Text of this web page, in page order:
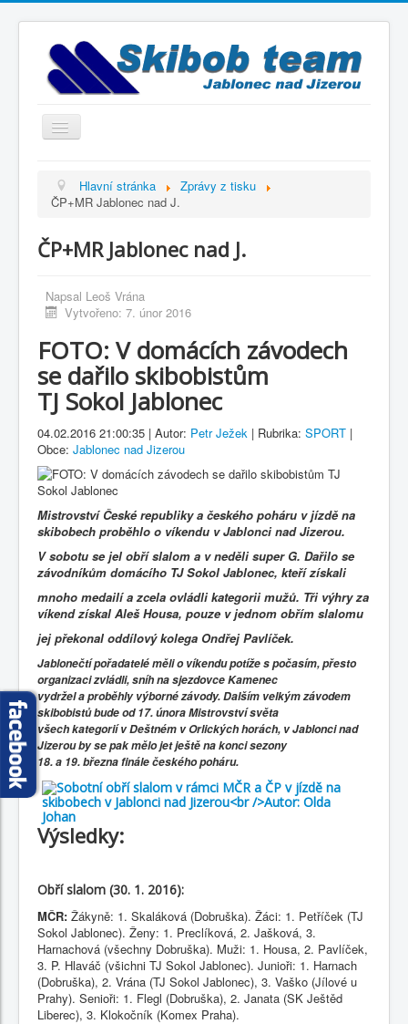
Přepnout
navigaci
Historie
Kontakty
Výsledky
Videogalerie
Fotogalerie
Hlavní stránka
Zprávy z tisku
ČP+MR Jablonec nad J.
ČP+MR Jablonec nad J.
Napsal Leoš Vrána
Vytvořeno: 7. únor 2016
FOTO: V domácích závodech
se dařilo skibobistům
TJ Sokol Jablonec
04.02.2016 21:00:35 | Autor: Petr Ježek | Rubrika: SPORT |
Obce: Jablonec nad Jizerou
Mistrovství České republiky a českého poháru v jízdě na
skibobech proběhlo o víkendu v Jablonci nad Jizerou.
V sobotu se jel obří slalom a v neděli super G. Dařilo se
závodníkům domácího TJ Sokol Jablonec, kteří získali
mnoho medailí a zcela ovládli kategorii mužů. Tři výhry za
víkend získal Aleš Housa, pouze v jednom obřím slalomu
jej překonal oddílový kolega Ondřej Pavlíček.
Jablonečtí pořadatelé měli o víkendu potíže s počasím, přesto
organizaci zvládli, sníh na sjezdovce Kamenec
vydržel a proběhly výborné závody. Dalším velkým závodem
skibobistů bude od 17. února Mistrovství světa
všech kategorií v Deštném v Orlických horách, v Jablonci nad
Jizerou by se pak mělo jet ještě na konci sezony
18. a 19. března finále českého poháru.
Výsledky:
Obří slalom (30. 1. 2016):
MČR: Žákyně: 1. Skaláková (Dobruška). Žáci: 1. Petříček (TJ
Sokol Jablonec). Ženy: 1. Preclíková, 2. Jašková, 3.
Harnachová (všechny Dobruška). Muži: 1. Housa, 2. Pavlíček,
3. P. Hlaváč (všichni TJ Sokol Jablonec). Junioři: 1. Harnach
(Dobruška), 2. Vrána (TJ Sokol Jablonec), 3. Vaško (Jílové u
Prahy). Senioři: 1. Flegl (Dobruška), 2. Janata (SK Ještěd
Liberec), 3. Klokočník (Komex Praha).